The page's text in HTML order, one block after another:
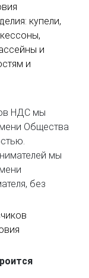
купели,
и
и
НДС мы
Общества
мы
без